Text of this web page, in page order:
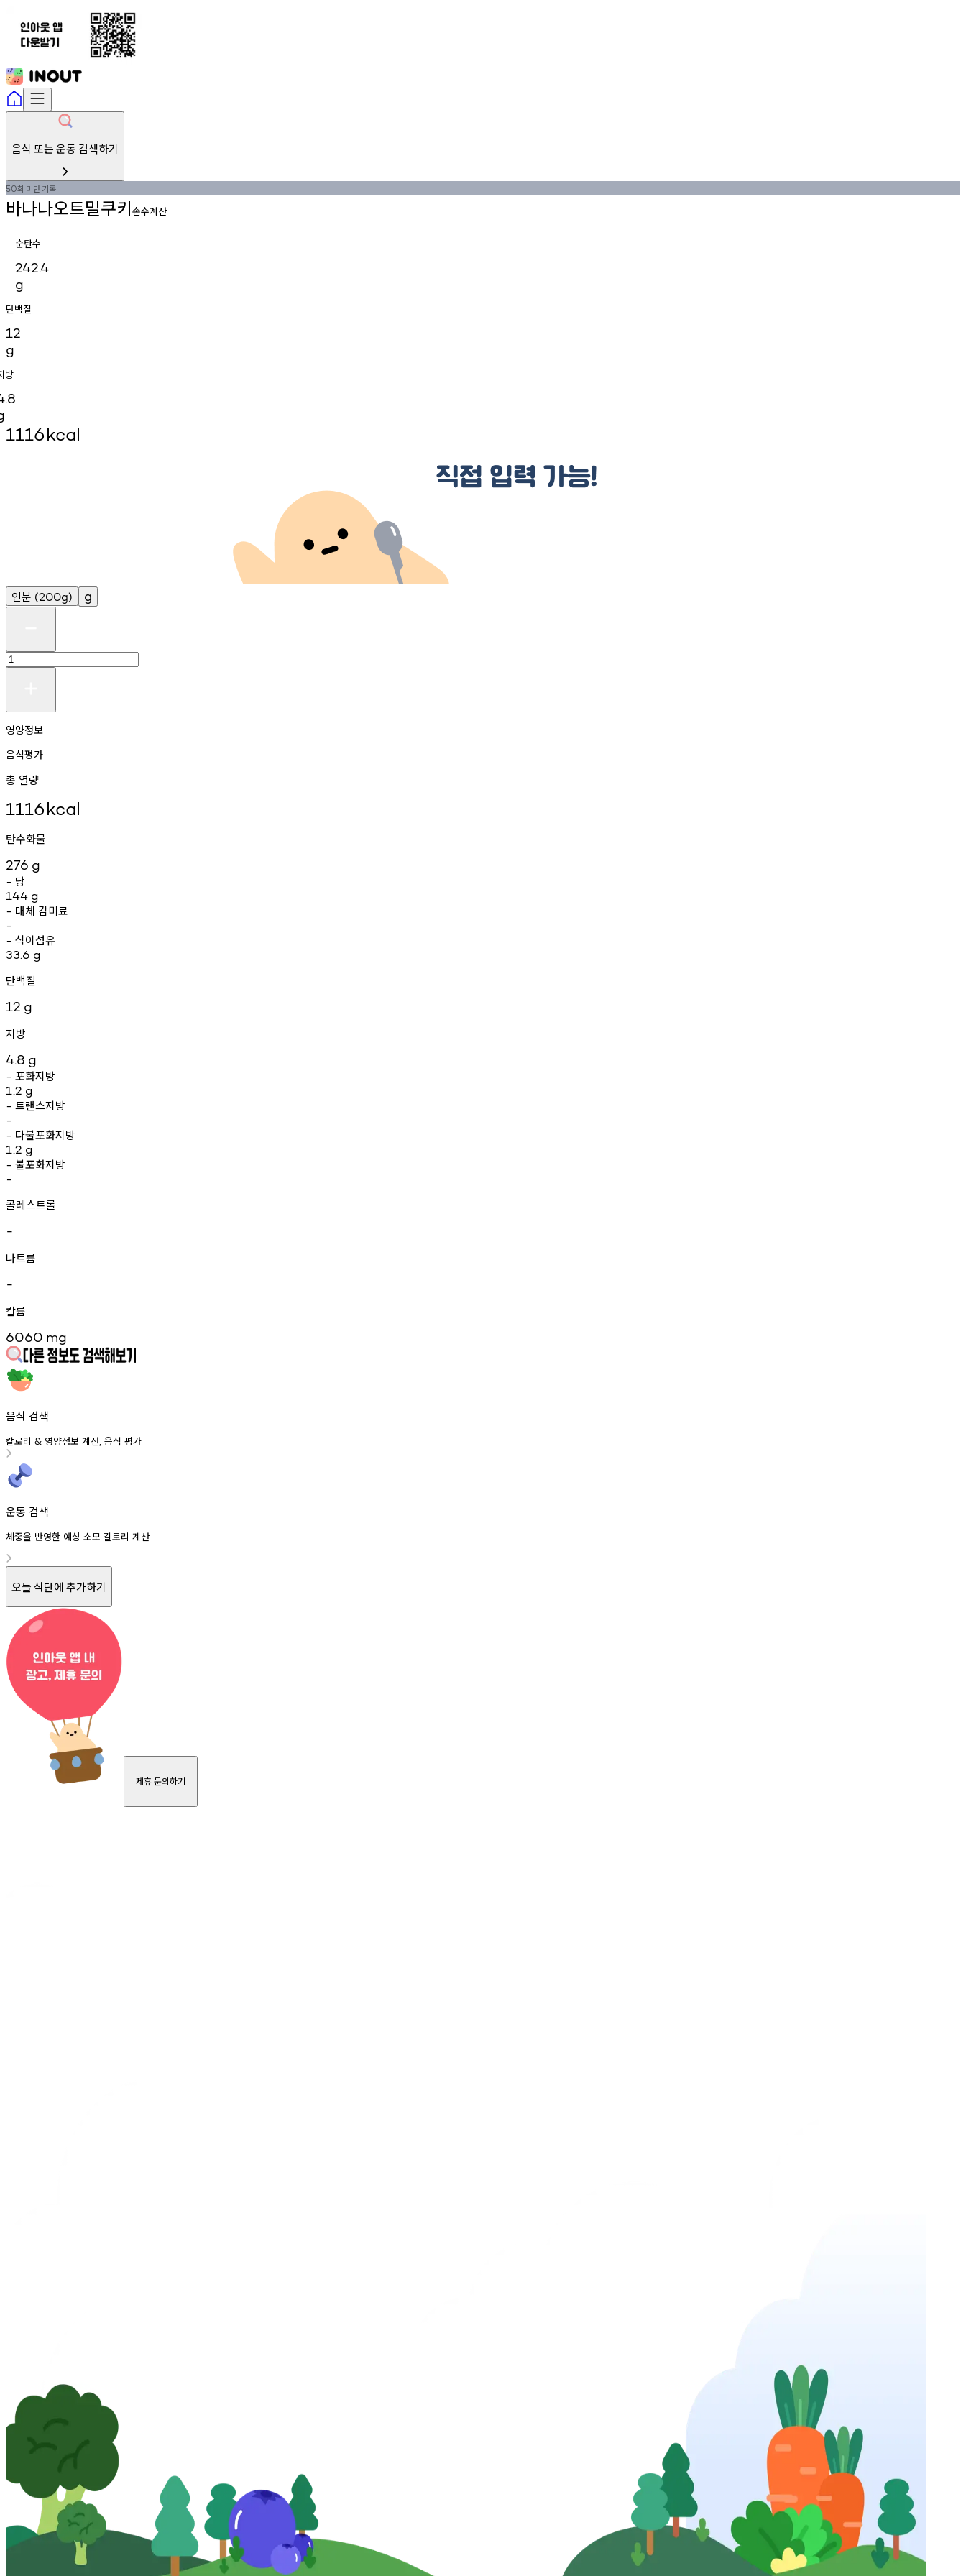
음식 또는 운동 검색하기
50회 미만기록
바나나오트밀쿠키손수계산
순탄수
242.4
g
단백질
12
g
방
1116kcal
인분 (200g) g
영양정보
음식평가
총 열량
1116kcal
탄수화물
276 g
- 당
144 g
- 대체 감미료
-
- 식이섬유
33.6 g
단백질
12 g
지방
4.8 g
- 포화지방
1.2 g
- 트랜스지방
-
- 다불포화지방
1.2 g
- 불포화지방
-
콜레스트롤
-
나트륨
-
칼륨
6060 mg
음식 검색
칼로리 & 영양정보 계산, 음식 평가
운동 검색
체중을 반영한 예상 소모 칼로리 계산
오늘 식단에 추가하기
제휴 문의하기